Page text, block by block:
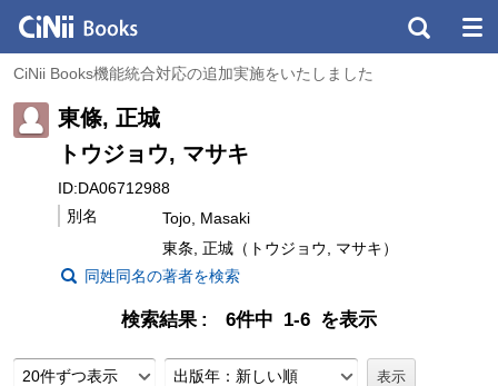
CiNii Books機能統合対応の追加実施をいたしました
東條, 正城
トウジョウ, マサキ
ID:DA06712988
別名
Tojo, Masaki
東条, 正城（トウジョウ, マサキ）
同姓同名の著者を検索
検索結果 6件中 1-6 を表示
20件ずつ表示 出版年：新しい順